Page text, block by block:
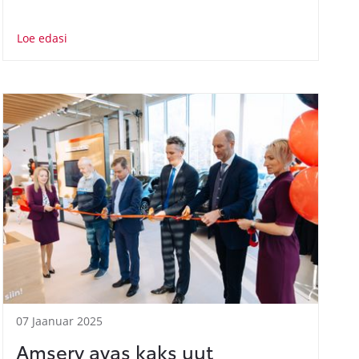
Loe edasi
07 Jaanuar 2025
Amserv avas kaks uut